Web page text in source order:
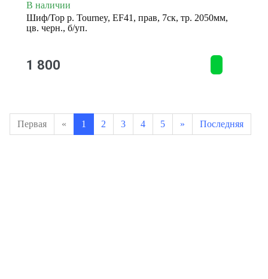
В наличии
Шиф/Тор р. Tourney, EF41, прав, 7ск, тр. 2050мм,
цв. черн., б/уп.
1 800
Первая « 1 2 3 4 5 » Последняя